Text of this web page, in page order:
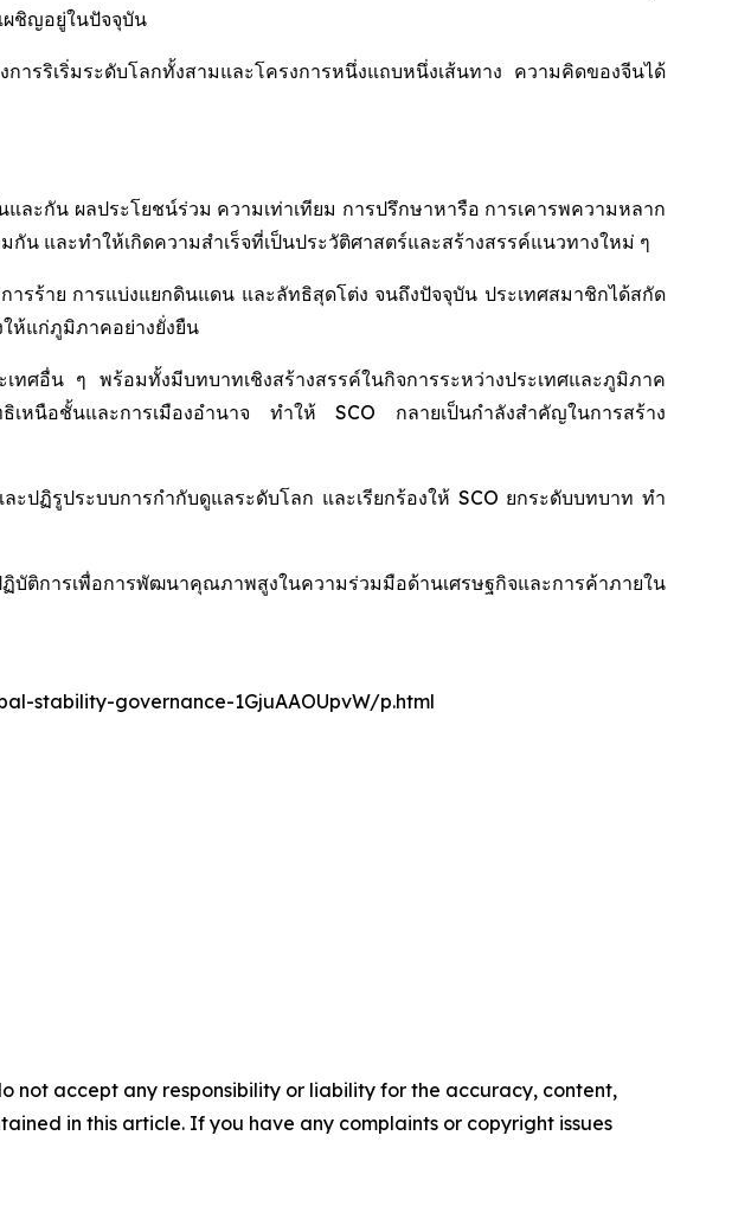
ชิญอยู่ในปัจจุบัน
รริเริ่มระดับโลกทั้งสามและโครงการหนึ่งแถบหนึ่งเส้นทาง ความคิดของจีนได้
ะกัน ผลประโยชน์ร่วม ความเท่าเทียม การปรึกษาหารือ การเคารพความหลาก
และทำให้เกิดความสำเร็จที่เป็นประวัติศาสตร์และสร้างสรรค์แนวทางใหม่ ๆ
รร้าย การแบ่งแยกดินแดน และลัทธิสุดโต่ง จนถึงปัจจุบัน ประเทศสมาชิกได้สกัด
ห้แก่ภูมิภาคอย่างยั่งยืน
ทศอื่น ๆ พร้อมทั้งมีบทบาทเชิงสร้างสรรค์ในกิจการระหว่างประเทศและภูมิภาค
เหนือชั้นและการเมืองอำนาจ ทำให้ SCO กลายเป็นกำลังสำคัญในการสร้าง
ปฏิรูประบบการกำกับดูแลระดับโลก และเรียกร้องให้ SCO ยกระดับบทบาท ทำ
ติการเพื่อการพัฒนาคุณภาพสูงในความร่วมมือด้านเศรษฐกิจและการค้าภายใน
stability-governance-1GjuAAOUpvW/p.html
not accept any responsibility or liability for the accuracy, content,
in this article. If you have any complaints or copyright issues